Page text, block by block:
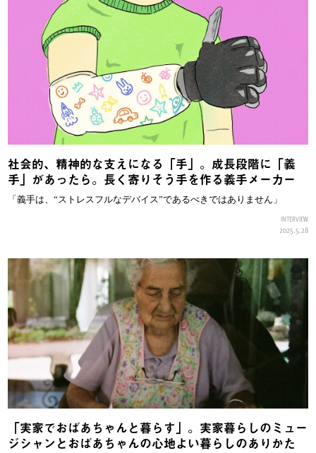
社会的、精神的な支えになる「手」。成長段階に「義
手」があったら。長く寄りそう手を作る義手メーカー
「義手は、“ストレスフルなデバイス”であるべきではありません」
INTERVIEW
2025.5.28
「実家でおばあちゃんと暮らす」。実家暮らしのミュー
ジシャンとおばあちゃんの心地よい暮らしのありかた